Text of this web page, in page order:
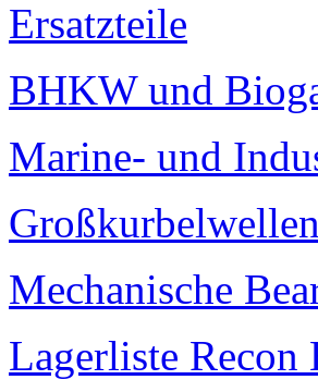
Ersatzteile
BHKW und
Marine- und
Mechanische
Lagerliste Recon